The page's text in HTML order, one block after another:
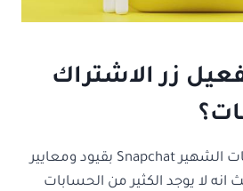
زر الاشتراك
يتميز تطبيق سناب شات الشهير Snapchat بقيود ومعايير
انه لا يوجد الكثير من الحسابات